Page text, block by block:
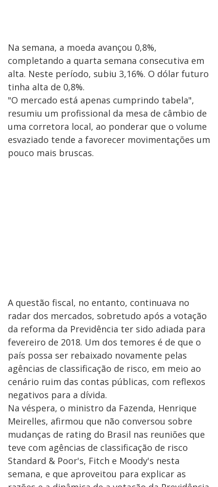
Na semana, a moeda avançou 0,8%,
completando a quarta semana consecutiva em
alta. Neste período, subiu 3,16%. O dólar futuro
tinha alta de 0,8%.
"O mercado está apenas cumprindo tabela",
resumiu um profissional da mesa de câmbio de
uma corretora local, ao ponderar que o volume
esvaziado tende a favorecer movimentações um
pouco mais bruscas.
A questão fiscal, no entanto, continuava no
radar dos mercados, sobretudo após a votação
da reforma da Previdência ter sido adiada para
fevereiro de 2018. Um dos temores é de que o
país possa ser rebaixado novamente pelas
agências de classificação de risco, em meio ao
cenário ruim das contas públicas, com reflexos
negativos para a dívida.
Na véspera, o ministro da Fazenda, Henrique
Meirelles, afirmou que não conversou sobre
mudanças de rating do Brasil nas reuniões que
teve com agências de classificação de risco
Standard & Poor's, Fitch e Moody's nesta
semana, e que aproveitou para explicar as